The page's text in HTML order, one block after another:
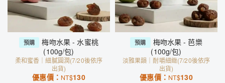
預購
梅吻水果 - 水蜜桃
(100g/包)
柔和蜜香｜細膩圓潤(7/20後依序
出貨)
優惠價： NT$130
預購
梅吻水果 - 芭樂
(100g/包)
淡雅果韻｜耐嚼細緻(7/20後依序
出貨)
優惠價： NT$130